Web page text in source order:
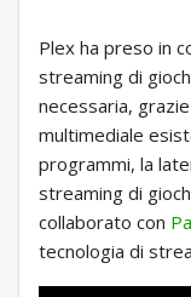
Plex ha preso in
streaming di
necessaria,
multimediale
programmi, la
streaming di
collaborato con
tecnologia di